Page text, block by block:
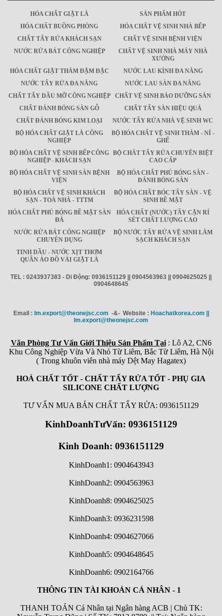
HÓA CHẤT GIẶT LÀ
SẢN PHẨM HÓT
HÓA CHẤT BUỒNG PHÒNG
HÓA CHẤT VỆ SINH NHÀ BẾP
CHẤT TẨY RỬA KHÁCH SẠN
CHẤT VỆ SINH BỆNH VIỆN
NƯỚC RỬA BÁT CÔNG NGHIỆP
CHẤT VỆ SINH NHÀ MÁY NHÀ
XƯỞNG
HÓA CHẤT GIẶT THẢM ĐẬM ĐẶC
NƯỚC LAU KÍNH ĐA NĂNG
NƯỚC TẨY RỬA ĐA NĂNG
NƯỚC LAU SÀN ĐA NĂNG
CHẤT TẨY DẦU MỠ CÔNG NGHIỆP
CHẤT VỆ SINH BẢO DƯỠNG SÀN
CHẤT ĐÁNH BÓNG SÀN GỖ
CHẤT TẨY SÀN HIỆU QUẢ
CHẤT ĐÁNH BÓNG KIM LOẠI
NƯỚC TẨY RỬA NHÀ VỆ SINH WC
BỘ HÓA CHẤT GIẶT LÀ CÔNG
NGHIỆP
BỘ HÓA CHẤT VỆ SINH THẢM - NỈ -
GHẾ
BỘ HÓA CHẤT VỆ SINH BẾP CÔNG
NGHIỆP - KHÁCH SẠN
BỘ CHÂT TẨY RỬA CHUYÊN BIỆT
CAO CẤP
BỘ HÓA CHẤT VỆ SINH SÀN BỆNH
VIỆN
BỘ HÓA CHẤT PHỦ BÓNG SÀN -
ĐÁNH BÓNG SÀN
BỘ HÓA CHẤT VỆ SINH KHÁCH
SẠN - TOÀ NHÀ - TTTM
BỘ HÓA CHẤT BÓC TẨY SÀN - VỆ
SINH BỀ MẶT
HÓA CHẤT PHỦ BÓNG BỀ MẶT SÀN
ĐÁ
HÓA CHẤT (NƯỚC) TẨY CẶN RỈ
SÉT CHẤT LƯỢNG CAO
NƯỚC RỬA BÁT CÔNG NGHIỆP
CHUYÊN DỤNG
BỘ NƯỚC TẨY RỬA VỆ SINH LÀM
SẠCH KHÁCH SẠN
TINH DẦU - NƯỚC XỊT THƠM
QUẦN ÁO ĐỒ VẢI GIẶT LÀ
TEL : 0243937383 - Di Động: 0936151129 || 0904563963 || 0904625025 ||
0904648645
Email : Im.export@theonejsc.com -&- Website : Hoachatkorea.com ||
Im.export@theonejsc.com
Văn Phòng Tư Vấn Giới Thiệu Sản Phẩm Tại: Lô A2, CN6
Khu Công Nghiệp Vừa Và Nhỏ Từ Liêm, Bắc Từ Liêm, Hà Nội
( Trong khuôn viên nhà máy Dệt May Hagatex)
HOÁ CHẤT TỐT - CHẤT TẨY RỬA TỐT - PHỤ GIA
SILICONE CHẤT LƯỢNG
TƯ VẤN MUA BÁN CHẤT TẨY RỬA: 0936151129
KinhDoanhTưVấn: 0936151129
Kinh Doanh: 0936151129
KinhDoanh1: 0904643943
KinhDoanh2: 0904563963
KinhDoanh8: 0904625025
KinhDoanh3: 0936231598
KinhDoanh4: 0904627066
KinhDoanh5: 0904648645
KinhDoanh6: 0902164766
THÔNG TIN TÀI KHOẢN CÁ NHÂN - 1
THANH TOÁN Cá Nhân tại Ngân hàng ACB | Chủ TK: